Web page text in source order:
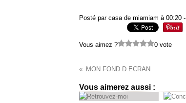
Posté par casa de miamiam à 00:20 -
Vous aimez ? 0 vote
MON FOND D ECRAN
Vous aimerez aussi :